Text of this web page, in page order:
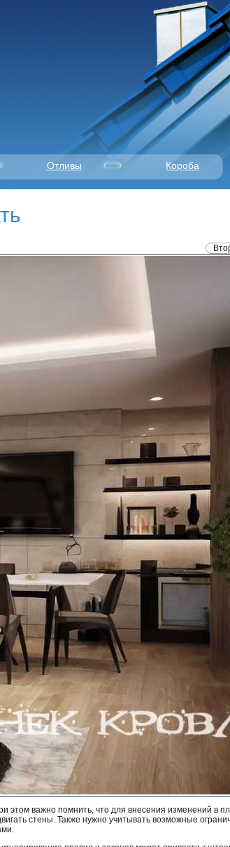
Отливы Короба
этом важно помнить, что для внесения изменений в
стены. Также нужно учитывать возможные